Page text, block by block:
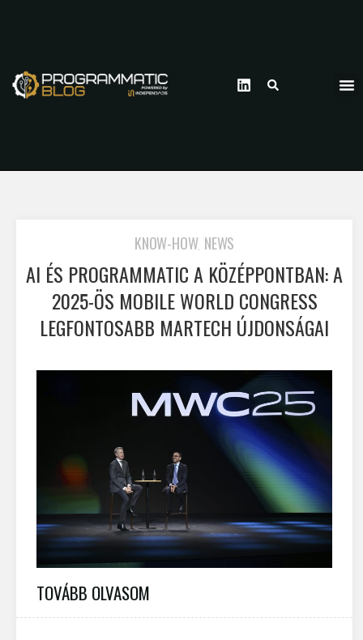
KNOW-HOW, NEWS
AI ÉS PROGRAMMATIC A KÖZÉPPONTBAN: A
2025-ÖS MOBILE WORLD CONGRESS
LEGFONTOSABB MARTECH ÚJDONSÁGAI
TOVÁBB OLVASOM